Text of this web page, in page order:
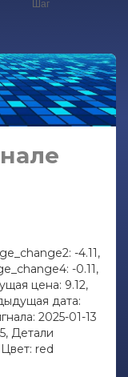
-4.11,
-0.11,
цена: 9.12,
дата:
2025-01-13
Детали
red